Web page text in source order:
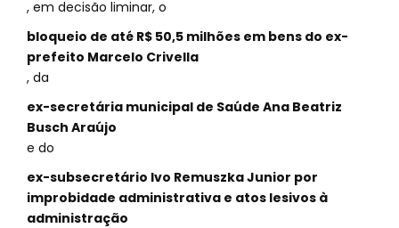
, em decisão liminar, o
bloqueio de até R$ 50,5 milhões em bens do ex-
prefeito Marcelo Crivella
, da
ex-secretária municipal de Saúde Ana Beatriz
Busch Araújo
e do
ex-subsecretário Ivo Remuszka Junior por
improbidade administrativa e atos lesivos à
administração